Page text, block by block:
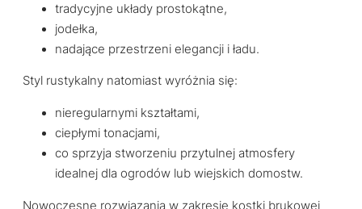
tradycyjne układy prostokątne,
jodełka,
nadające przestrzeni elegancji i ładu.
Styl rustykalny natomiast wyróżnia się:
nieregularnymi kształtami,
ciepłymi tonacjami,
co sprzyja stworzeniu przytulnej atmosfery
idealnej dla ogrodów lub wiejskich domostw.
Nowoczesne rozwiązania w zakresie kostki brukowej